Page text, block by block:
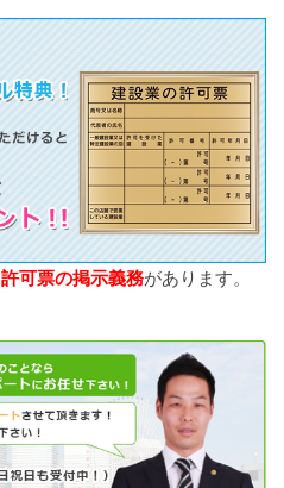
許可票の掲示義務があります。